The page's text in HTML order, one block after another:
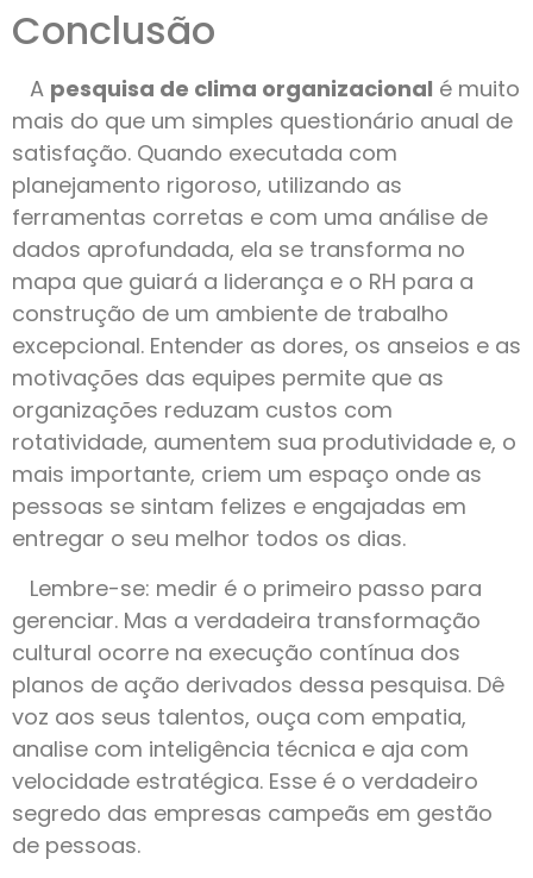
Conclusão
A pesquisa de clima organizacional é muito
mais do que um simples questionário anual de
satisfação. Quando executada com
planejamento rigoroso, utilizando as
ferramentas corretas e com uma análise de
dados aprofundada, ela se transforma no
mapa que guiará a liderança e o RH para a
construção de um ambiente de trabalho
excepcional. Entender as dores, os anseios e as
motivações das equipes permite que as
organizações reduzam custos com
rotatividade, aumentem sua produtividade e, o
mais importante, criem um espaço onde as
pessoas se sintam felizes e engajadas em
entregar o seu melhor todos os dias.
Lembre-se: medir é o primeiro passo para
gerenciar. Mas a verdadeira transformação
cultural ocorre na execução contínua dos
planos de ação derivados dessa pesquisa. Dê
voz aos seus talentos, ouça com empatia,
analise com inteligência técnica e aja com
velocidade estratégica. Esse é o verdadeiro
segredo das empresas campeãs em gestão
de pessoas.